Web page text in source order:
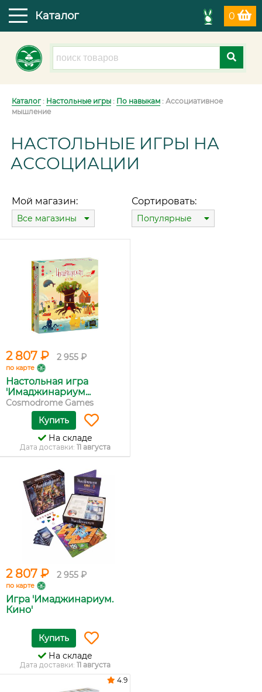
0
Каталог
Каталог: Настольные игры : По навыкам : Ассоциативное
мышление
НАСТОЛЬНЫЕ ИГРЫ НА
АССОЦИАЦИИ
Мой магазин:
Все магазины
Сортировать:
Популярные
2 807 ₽ 2 955 ₽
по карте
Настольная игра
'Имаджинариум...
Cosmodrome Games
Купить
На складе
Дата доставки: 11 августа
2 807 ₽ 2 955 ₽
по карте
Игра 'Имаджинариум.
Кино'
Купить
На складе
Дата доставки: 11 августа
4.9